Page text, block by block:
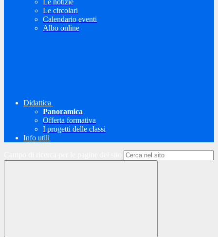
Le notizie
Le circolari
Calendario eventi
Albo online
Didattica
Panoramica
Offerta formativa
I progetti delle classi
Info utili